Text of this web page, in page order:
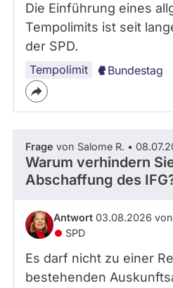
Die Einführung eines
Tempolimits ist seit
der SPD.
Tempolimit Bundestag
Frage von Salome R. •
Warum verhindern
Abschaffung des
Antwort 03.08.2026 von
SPD
Es darf nicht zu einer
bestehenden